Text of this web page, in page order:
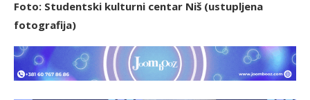
Foto: Studentski kulturni centar Niš (ustupljena
fotografija)